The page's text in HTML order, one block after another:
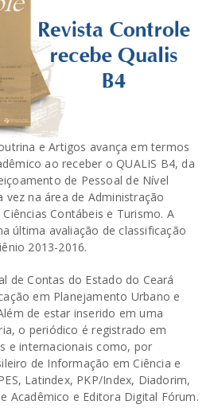
e Artigos avança em termos
ao receber o QUALIS B4, da
de Pessoal de Nível
vez na área de Administração
Contábeis e Turismo. A
última avaliação de classificação
2013-2016.
de Contas do Estado do Ceará
em Planejamento Urbano e
de estar inserido em uma
o periódico é registrado em
e internacionais como, por
de Informação em Ciência e
Latindex, PKP/Index, Diadorim,
Acadêmico e Editora Digital Fórum.